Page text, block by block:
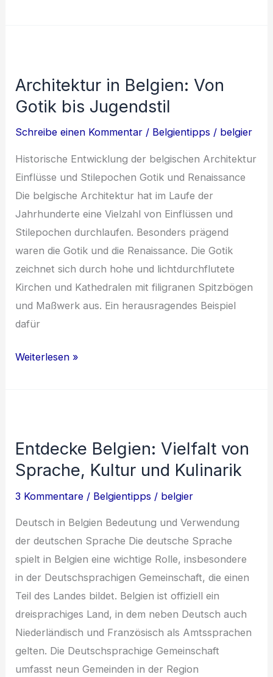
Geschichte
und
Architektur in Belgien: Von
Gotik bis Jugendstil
Schreibe einen Kommentar / Belgientipps / belgier
Historische Entwicklung der belgischen Architektur
Einflüsse und Stilepochen Gotik und Renaissance
Die belgische Architektur hat im Laufe der
Jahrhunderte eine Vielzahl von Einflüssen und
Stilepochen durchlaufen. Besonders prägend
waren die Gotik und die Renaissance. Die Gotik
zeichnet sich durch hohe und lichtdurchflutete
Kirchen und Kathedralen mit filigranen Spitzbögen
und Maßwerk aus. Ein herausragendes Beispiel
dafür
Architektur
bis
Jugendstil
Weiterlesen »
Entdecke Belgien: Vielfalt von
Sprache, Kultur und Kulinarik
3 Kommentare / Belgientipps / belgier
Deutsch in Belgien Bedeutung und Verwendung
der deutschen Sprache Die deutsche Sprache
spielt in Belgien eine wichtige Rolle, insbesondere
in der Deutschsprachigen Gemeinschaft, die einen
Teil des Landes bildet. Belgien ist offiziell ein
dreisprachiges Land, in dem neben Deutsch auch
Niederländisch und Französisch als Amtssprachen
gelten. Die Deutschsprachige Gemeinschaft
umfasst neun Gemeinden in der Region